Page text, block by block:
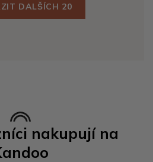
DALŠÍCH 20
nakupují na